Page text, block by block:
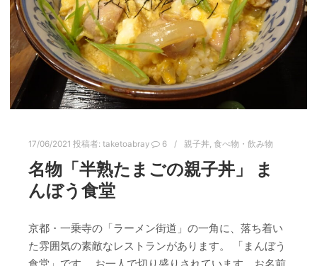
17/06/2021 投稿者: taketoabray 6 親子丼 食べ物・飲み物
名物「半熟たまごの親子丼」 ま
んぼう食堂
京都・一乗寺の「ラーメン街道」の一角に、落ち着い
た雰囲気の素敵なレストランがあります。 「まんぼう